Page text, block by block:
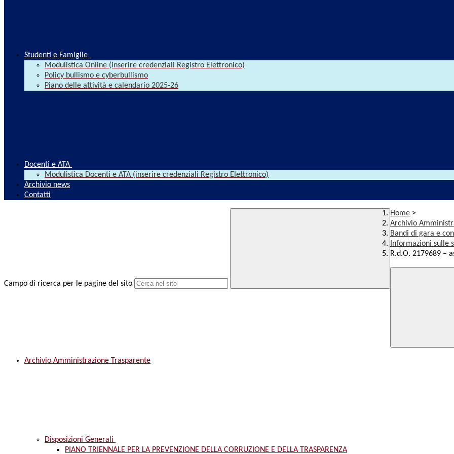
Studenti e Famiglie
Modulistica Online (inserire credenziali Registro Elettronico)
Policy bullismo e cyberbullismo
Piano delle attività e calendario 2025-26
Docenti e ATA
Modulistica Docenti e ATA (inserire credenziali Registro Elettronico)
Archivio news
Contatti
Campo di ricerca per le pagine del sito
Home >
Archivio
Bandi di gara e
Informazioni sulle
R.d.O. 2179689 –
Archivio Amministrazione Trasparente
Disposizioni Generali
PIANO TRIENNALE PER LA PREVENZIONE DELLA CORRUZIONE E DELLA TRASPARENZA